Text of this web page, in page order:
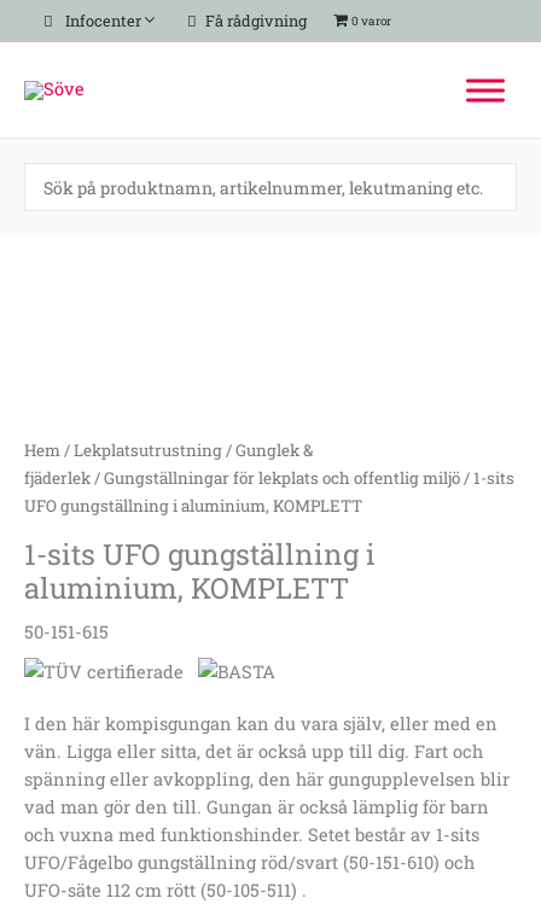
Hoppa
till
Infocenter Få rådgivning 0 varor
Hem/Lekplatsutrustning/Gunglek &
fjäderlek/Gungställningar för lekplats och offentlig miljö/ 1-sits
UFO gungställning i aluminium, KOMPLETT
1-sits UFO gungställning i
aluminium, KOMPLETT
50-151-615
I den här kompisgungan kan du vara själv, eller med en
vän. Ligga eller sitta, det är också upp till dig. Fart och
spänning eller avkoppling, den här gungupplevelsen blir
vad man gör den till. Gungan är också lämplig för barn
och vuxna med funktionshinder. Setet består av 1-sits
UFO/Fågelbo gungställning röd/svart (50-151-610) och
UFO-säte 112 cm rött (50-105-511) .
mängd